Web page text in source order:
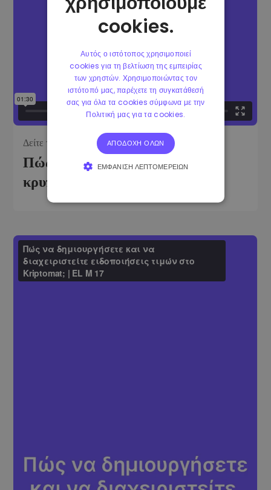
Δείτε το βίντεο:
Πώς να πουλήσετε
κρυπτονομίσματα;
cookies.
Αυτός ο ιστότοπος χρησιμοποιεί
cookies για τη βελτίωση της εμπειρίας
των χρηστών. Χρησιμοποιώντας τον
ιστότοπό μας, παρέχετε τη συγκατάθεσή
σας για όλα τα cookies σύμφωνα με την
Πολιτική μας για τα cookies.
ΑΠΟΔΟΧΉ ΌΛΩΝ
ΕΜΦΆΝΙΣΗ ΛΕΠΤΟΜΕΡΕΙΏΝ
ΛΕΙΤΟΥΡΓΙΚΌΤΗΤΑΣ